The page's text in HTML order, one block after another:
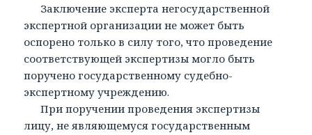
Заключение эксперта негосударственной
экспертной организации не может быть
оспорено только в силу того, что проведение
соответствующей экспертизы могло быть
поручено государственному судебно-
экспертному учреждению.
При поручении проведения экспертизы
лицу, не являющемуся государственным